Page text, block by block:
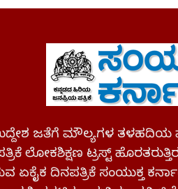
ಉದ್ದೇಶ ಜತೆಗೆ ಮೌಲ್ಯಗಳ
ಲೋಕಶಿಕ್ಷಣ ಟ್ರಸ್ಟ್
ಏಕೈಕ ದಿನಪತ್ರಿಕೆ ಸಂಯುಕ್ತ